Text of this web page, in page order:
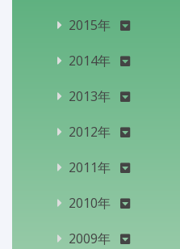
2015年
2014年
2013年
2012年
2011年
2010年
2009年